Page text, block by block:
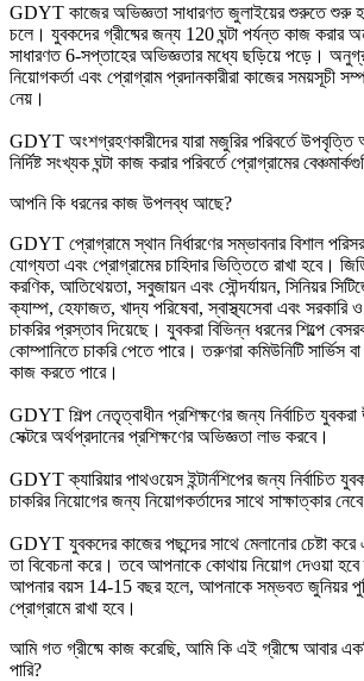
GDYT কাজের অভিজ্ঞতা সাধারণত জুলাইয়ের শুরুতে শুরু
চলে। যুবকদের গ্রীষ্মের জন্য 120 ঘন্টা পর্যন্ত কাজ করার
সাধারণত 6-সপ্তাহের অভিজ্ঞতার মধ্যে ছড়িয়ে পড়ে।
নিয়োগকর্তা এবং প্রোগ্রাম প্রদানকারীরা কাজের সময়সূচী
নেয়।
GDYT অংশগ্রহণকারীদের যারা মজুরির পরিবর্তে
নির্দিষ্ট সংখ্যক ঘন্টা কাজ করার পরিবর্তে প্রোগ্রামের
আপনি কি ধরনের কাজ উপলব্ধ আছে?
GDYT প্রোগ্রামে স্থান নির্ধারণের সম্ভাবনার বিশাল
যোগ্যতা এবং প্রোগ্রামের চাহিদার ভিত্তিতে রাখা হবে।
করণিক, আতিথেয়তা, সবুজায়ন এবং সৌন্দর্যায়ন, সিনিয়র
ক্যাম্প, হেফাজত, খাদ্য পরিষেবা, স্বাস্থ্যসেবা এবং
চাকরির প্রস্তাব দিয়েছে। যুবকরা বিভিন্ন ধরনের শিল্পে
কোম্পানিতে চাকরি পেতে পারে। তরুণরা কমিউনিটি সার্ভিস বা
কাজ করতে পারে।
GDYT শিল্প নেতৃত্বাধীন প্রশিক্ষণের জন্য নির্বাচিত যুবকরা
সেক্টরে অর্থপ্রদানের প্রশিক্ষণের অভিজ্ঞতা লাভ করবে।
GDYT ক্যারিয়ার পাথওয়েস ইন্টার্নশিপের জন্য নির্বাচিত
চাকরির নিয়োগের জন্য নিয়োগকর্তাদের সাথে সাক্ষাত্কার
GDYT যুবকদের কাজের পছন্দের সাথে মেলানোর চেষ্টা
তা বিবেচনা করে। তবে আপনাকে কোথায় নিয়োগ দেওয়া
আপনার বয়স 14-15 বছর হলে, আপনাকে সম্ভবত জুনিয়র
প্রোগ্রামে রাখা হবে।
আমি গত গ্রীষ্মে কাজ করেছি, আমি কি এই গ্রীষ্মে আবার
পারি?